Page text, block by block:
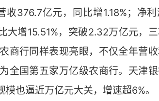
376.7亿元，同比增1.18%；净
大增15.51%，突破2.32万亿元，
商行同样表现亮眼，不仅全年营
全国第五家万亿级农商行。天津
也逼近万亿元大关，增速超6%。